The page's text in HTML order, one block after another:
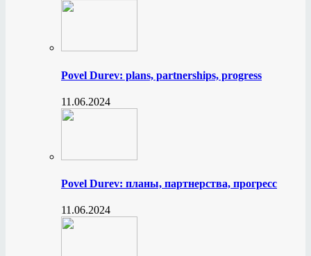
Povel Durev: plans, partnerships, progress
11.06.2024
Povel Durev: планы, партнерства, прогресс
11.06.2024